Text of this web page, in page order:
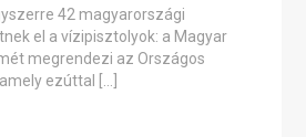
42 magyarországi
el a vízipisztolyok: a Magyar
megrendezi az Országos
ezúttal […]